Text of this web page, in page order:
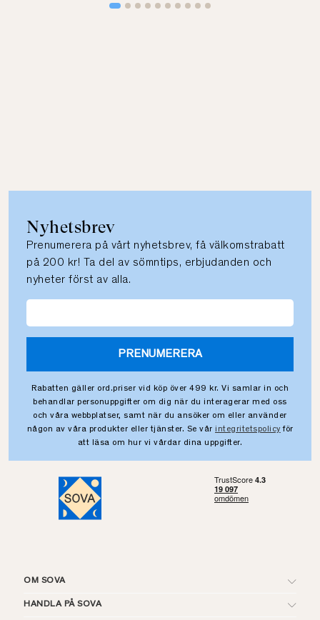
Nyhetsbrev
Prenumerera på vårt nyhetsbrev, få välkomstrabatt
på 200 kr! Ta del av sömntips, erbjudanden och
nyheter först av alla.
PRENUMERERA
Rabatten gäller ord.priser vid köp över 499 kr. Vi samlar in och
behandlar personuppgifter om dig när du interagerar med oss
och våra webbplatser, samt när du ansöker om eller använder
någon av våra produkter eller tjänster. Se vår integritetspolicy för
att läsa om hur vi vårdar dina uppgifter.
OM SOVA
HANDLA PÅ SOVA